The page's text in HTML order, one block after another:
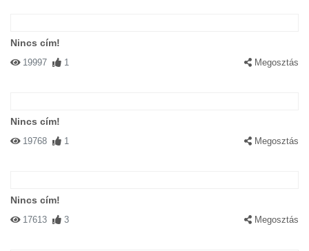
Nincs cím!
19997 1 Megosztás
Nincs cím!
19768 1 Megosztás
Nincs cím!
17613 3 Megosztás